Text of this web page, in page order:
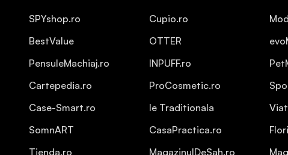
SPYshop.ro
BestValue
PensuleMachiaj.ro
Cartepedia.ro
Case-Smart.ro
SomnART
Tienda.ro
Cupio.ro
OTTER
INPUFF.ro
ProCosmetic.ro
Ie Traditionala
CasaPractica.ro
MagazinulDeSah.ro